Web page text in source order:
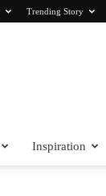
Trending Story
Inspiration